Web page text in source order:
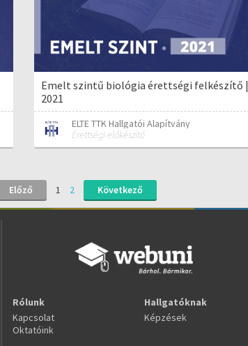
Emelt szintű biológia érettségi felkészítő |
2021
ELTE TTK Hallgatói Alapítvány
Érettségi előkészítő
Előző 1 2 Következő
Rólunk
Kapcsolat
Oktatóink
Hallgatóknak
Képzések